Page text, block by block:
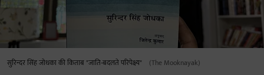
सुरिन्दर सिंह जोधका की किताब "जाति-बदलते परिपेक्ष्य" (The Mooknayak)